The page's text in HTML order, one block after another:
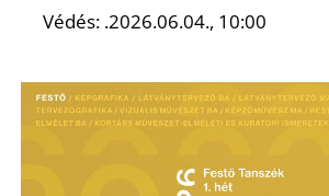
Védés: .2026.06.04., 10:00